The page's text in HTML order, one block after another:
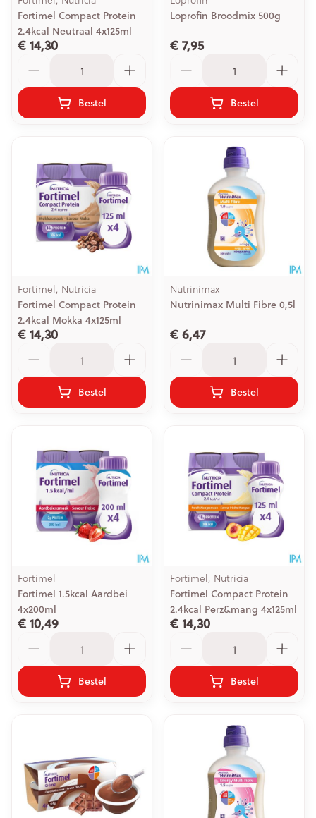
Fortimel Compact Protein
2.4kcal Neutraal 4x125ml
€ 14,30
Bestel
Loprofin Broodmix 500g
€ 7,95
Bestel
Fortimel, Nutricia
Fortimel Compact Protein
2.4kcal Mokka 4x125ml
€ 14,30
Bestel
Nutrinimax
Nutrinimax Multi Fibre 0,5l
€ 6,47
Bestel
Fortimel
Fortimel 1.5kcal Aardbei
4x200ml
€ 10,49
Bestel
Fortimel, Nutricia
Fortimel Compact Protein
2.4kcal Perz&mang 4x125ml
€ 14,30
Bestel